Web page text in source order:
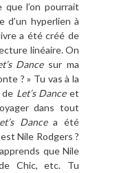
l’on pourrait
d’un hyperlien à
a été créé de
linéaire. On
’s Dancesur ma
? » Tu vas à la
Let’s Danceet
dans tout
’s Dancea été
Nile Rodgers ?
que Nile
Chic, etc. Tu